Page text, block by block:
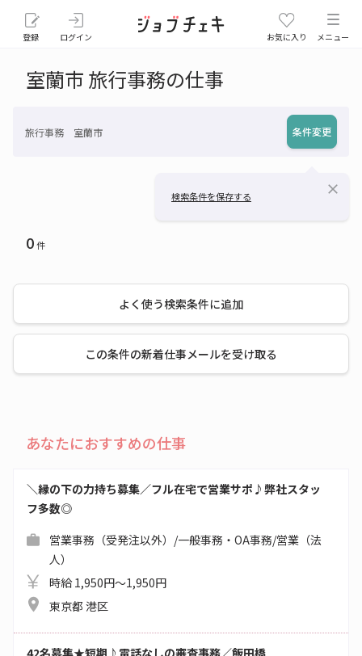
登録 ログイン お気に入り メニュー
室蘭市 旅行事務の仕事
旅行事務 室蘭市 条件変更
検索条件を保存する close
0件
よく使う検索条件に追加
この条件の新着仕事メールを受け取る
あなたにおすすめの仕事
＼縁の下の力持ち募集／フル在宅で営業サポ♪弊社スタッ
フ多数◎
営業事務（受発注以外）/一般事務・OA事務/営業（法
人）
時給 1,950円～1,950円
東京都 港区
42名募集★短期♪電話なしの審査事務／飯田橋